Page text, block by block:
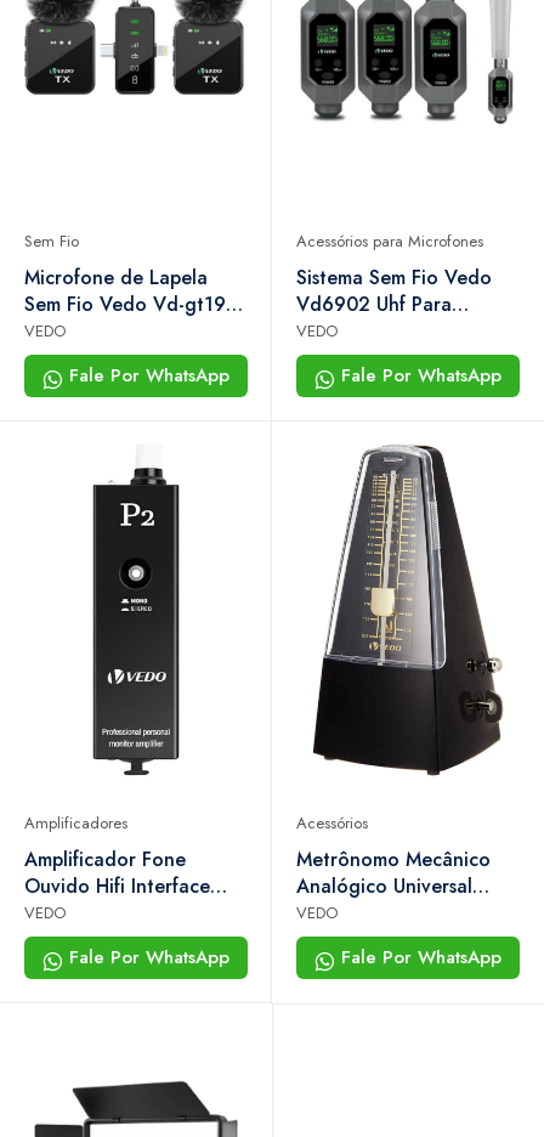
Sem Fio
Microfone de Lapela
Sem Fio Vedo Vd-gt19 3
em 1 | Iphone, Android e
Câmera
VEDO
Fale Por WhatsApp
Acessórios para Microfones
Sistema Sem Fio Vedo
Vd6902 Uhf Para
Microfone Dinâmico Xlr |
2 Canais
VEDO
Fale Por WhatsApp
Amplificadores
Amplificador Fone
Ouvido Hifi Interface
áudio Xlr Vedo Vd-p2
VEDO
Fale Por WhatsApp
Acessórios
Metrônomo Mecânico
Analógico Universal
Vedo Vd7310 Preto
VEDO
Fale Por WhatsApp